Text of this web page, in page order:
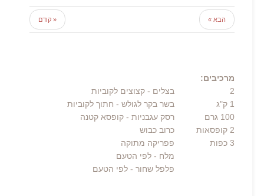
« קודם הבא »
מרכיבים:
2
בצלים - קצוצים לקוביות
1 ק"ג
בשר בקר לגולש - חתוך לקוביות
100 גרם רסק עגבניות - קופסא קטנה
2 קופסאות
כרוב כבוש
3 כפות
פפריקה מתוקה
מלח - לפי הטעם
פלפל שחור - לפי הטעם